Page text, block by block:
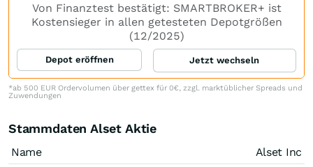
Von Finanztest bestätigt: SMARTBROKER+ ist
Kostensieger in allen getesteten Depotgrößen
(12/2025)
Depot eröffnen Jetzt wechseln
*ab 500 EUR Ordervolumen über gettex für 0€, zzgl. marktüblicher Spreads und
Zuwendungen
Stammdaten Alset Aktie
Name
Alset Inc